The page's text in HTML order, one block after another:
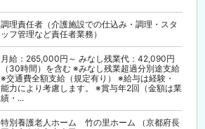
調理責任者（介護施設での仕込み・調理・スタ
ッフ管理など責任者業務）
月給：265,000円～ みなし残業代：42,090円
（30時間）を含む ※みなし残業超過分別途支給
※交通費全額支給（規定有り） ※給与は経験・
能力により考慮します。 ※賞与年2回（金額は業
績・...
特別養護老人ホーム 竹の里ホーム （京都府長